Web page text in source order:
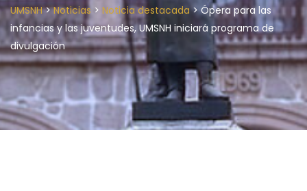
UMSNH>Noticias > Noticia destacada>Ópera para las
infancias y las juventudes, UMSNH iniciará programa de
divulgación